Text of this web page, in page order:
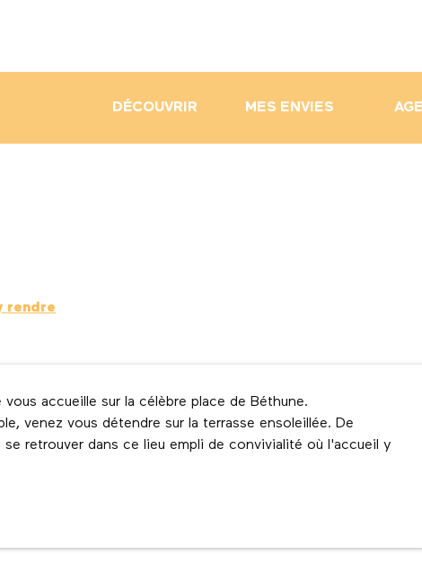
DÉCOUVRIR MES ENVIES
rendre
accueille sur la célèbre place de Béthune.
venez vous détendre sur la terrasse ensoleillée. De
retrouver dans ce lieu empli de convivialité où l'accueil y